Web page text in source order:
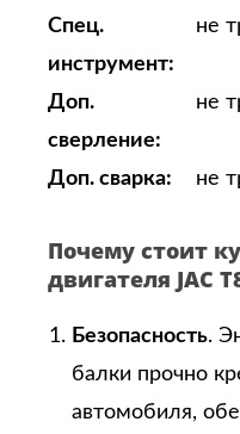
Спец.
инструмент:
не
Доп.
сверление:
не
Доп. сварка: не
Почему стоит
двигателя JAC
Безопасность.
балки прочно
автомобиля,